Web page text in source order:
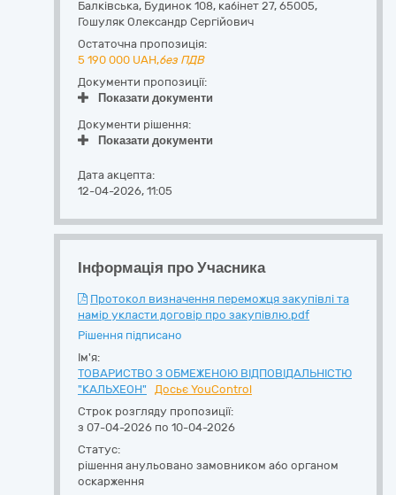
Балківська, Будинок 108, кабінет 27, 65005,
Гошуляк Олександр Сергійович
Остаточна пропозиція:
5 190 000 UAH,без ПДВ
Документи пропозиції:
Показати документи
Документи рішення:
Показати документи
Дата акцепта:
12-04-2026, 11:05
Інформація про Учасника
Протокол визначення переможця закупівлі та
намір укласти договір про закупівлю.pdf
Рішення підписано
Ім'я:
ТОВАРИСТВО З ОБМЕЖЕНОЮ ВІДПОВІДАЛЬНІСТЮ
"КАЛЬХЕОН"
Досьє YouControl
Строк розгляду пропозиції:
з 07-04-2026 по 10-04-2026
Статус:
рішення анульовано замовником або органом
оскарження